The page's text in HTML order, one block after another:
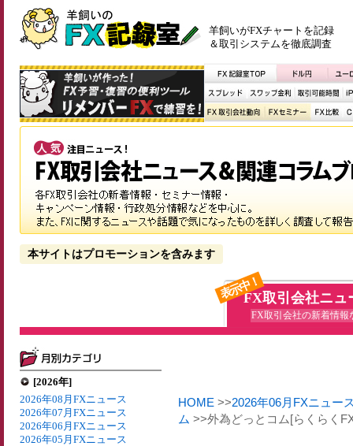
羊飼いがFXチャートを記録
＆取引システムを徹底調査
本サイトはプロモーションを含みます
表示中！FX取引会社ニュ
FX取引会社の新着情報
[2026年]
2026年08月FXニュース
2026年07月FXニュース
2026年06月FXニュース
2026年05月FXニュース
HOME >>2026年06月FXニュー
ム >>外為どっとコム[らくらく